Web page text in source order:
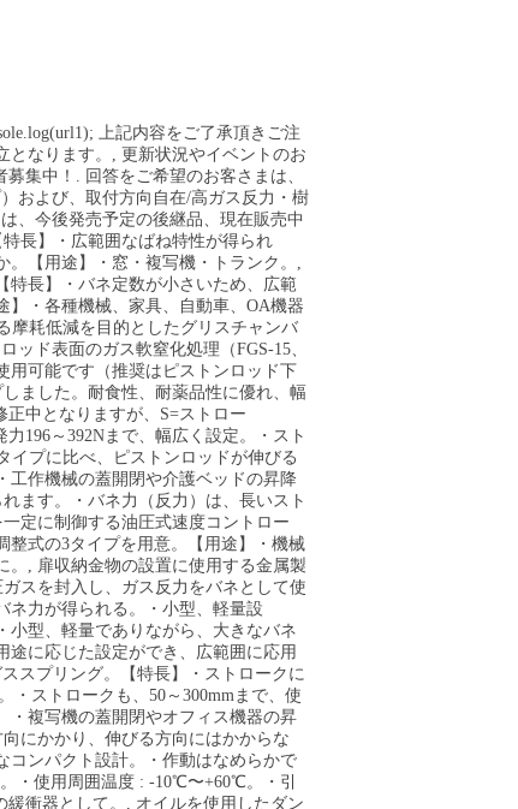
及びX-URBAN不可, 車高変化 Fr:-25ｍｍ、Rr:-25ｍｍ バネレート Fr:2.74N/mm2.8kg Rr:3.03N/mm3.1kg ※装備重量または個体差により。車高変化量は異なります。 ※Toyota Safety Sense装着車(以下TSS)において車高が下がる事によりTSSの誤作動が発生する可能性があります。, GまたはSグレード専用 車高変化Fr-15〜-20mm Rr：-10〜-15mm ※別途純正部品(90177-14005×2個 / 94130-61200×2個 / 90303-22002×2個)が必要, 車高変化 Fr:-25～30ｍｍ,Rr:-25～30ｍｍ バネレート Fr:3.3kgf・mm,Rr:2.7kgf・mm ※ローダウンに伴い、Lexus Safety System + の動作条件に影響を及ぼす可能性が御座います。, コンフォートローダウンスプリング( AGZ10 )NX200t 2WD【販売終了】, ダウン量 Fr：-25～-30㎜ Rr：-25～-30㎜※取付には別途トヨタ純正部品(48334-42010)Ｘ2個をご用意ください。, 【在庫限りで販終了】ダウン量 Fr：-25～-30㎜ Rr：-25～-30㎜※取付には別途トヨタ純正部品(48334-42010)Ｘ2個をご用意ください。※バンプラバーは付属されておりません。 ※Lexus Safety System ＋装着車において車高が下がる事によりLexus Safety System ＋TSSの誤作動が発生する可能性があります。, コンフォートローダウンスプリング( GYL25 )RX450h 4WD【販売終了】, ダウン量 Fr：-30～-40mm / Rr：-30～-40mm※取付には別途トヨタ純正部品(48334-42010)Ｘ2個をご用意ください。, ダウン量 Fr：-30～-40mm / Rr：-20～-30mm バネレート Fr：30N/mm Rr：36N/mm ※取付には別途トヨタ純正部品(48334-42010)Ｘ2個をご用意ください。※バンプラバーは付属されておりません。※Lexus Safety System+装着車において車高が下がる事によりのLexus Safety System+誤作動が発生する可能性があります。※タクティー取扱商品ではございません。. All Rights Reserved. 電動ガン内部カスタムパーツ 全てのカテゴリー カスタムエアガン var url = document.URL; ガススプリングの選定・通販ページ。ミスミ他、国内外3,324メーカー、2,070万点以上の商品を1個から送料無料で配送。豊富なcadデータ提供。ガススプリングを始め、fa・金型部品、工具・工場消耗品の通販ならmisumi-vona。 ※このスプリングを組み込んだニュー銀ダンは10歳以下の方はご利用になれませんのでご注意ください。, 商品の在庫について：当店は複数店舗で在庫を共有し、自動で在庫数の更新を行っておりますが、多少の誤差があることをご了承くださいませ。自動在庫更新が間に合わず、ご注文頂いた商品が欠品となる場合もございます、あらかじめご了承くださいませ。 電動ハンドガンカスタムを始め、ハンドガンをベースにしたワンオフカスタムをご紹介!! ○カスタムガンは受注生産品となる為、受注後のキャンセルは承りかねます。 アウトドア用品 本日の更新情報!! ○海外製レプリカ商品は製造段階にて多少の擦り傷等ある場合がございます。組込には多少の磨り合わせ等調整が必要な場合があります。また、予告なく変更が加わる場合があります。ご了承ください。 装備品/アパレル 〒110-0005 東京都台東区上野6-3-15 大場ビル2F・3F, TEL 0476-48-5215（9:00〜17:30） var url1 = url.replace('/english',''); ライフル/その他 ガンパーツ 電動ガンバッテリー・マガジン 光学機器 スコープ/マウント STRIKE INDUSTRIES社製 ヴァイパー・ハンドガード 入荷! タミヤ ダンガン用スプリングセット（タル型・黒×4、銀×4） ￥367-（税込） 巷で話題の樽の形をしたダンガン用のスプリングセットが当店にも入荷いたしました♪. var url1 = url.replace('/english',''); カメラ/GPS, GUN & SURPLUS PRO SHOP FIRST ON WEB! ニュー銀ダンエアガン用スプリングです。 $(".jp").attr("href", url1); ▲ForWD▲ 互換品 リヤワイドスライドダンパー用カーボンステー 2mm ブラック 5個セット TAMIYA純正品ではござ... ▲ForWD▲ 互換品 FRP リヤブレーキステー ブラック 5個セット TAMIYA純正品ではございません。, HAMILO 提灯ユニット ミニ四駆 MA AR用 カー 本体 パーツ 2点セット, ▲ForWD▲ 互換品 HG カーボンフロントワイドステー 1.5mm 5個セット TAMIYA純正品ではございません, ▲ForWD▲ 互換品 HG リヤマルチカーボンステー 1.5mm 5個セット TAMIYA純正品ではございません, 全体的な星の評価と星ごとの割合の内訳を計算するために、単純な平均は使用されません。その代わり、レビューの日時がどれだけ新しいかや、レビューアーがAmazonで商品を購入したかどうかなどが考慮されます。また、レビューを分析して信頼性が検証されます。, さらに、映画もTV番組も見放題。200万曲が聴き放題 ○カスタムガンにつきましては[在庫あり]の表記になっておりましてもオーダー受注商品になる為、即納、即日発送できません。 プレイグッズ/消耗品 本日の更新情報!! ○表示されている販売価格設定には最新の注意を払っておりますが人為的ミスなどにより実際の販売価格と異なる場合がございます。その際は大変申し訳ございませんが民法第95条【錯誤に基づく契約無効】に基づき、当店の判断によりご注文の取り消しをさせて頂く場合がございますので予めご了承ください。※販売価格の誤表示は当店が判断いたします。 ・スペアマガジン 各￥300 ・銀ダンローダー ￥250 ・ニュー銀ダン0.12g ￥100 ... 銀ダンでカブクワを銃撃、クラチラ質で覆われた外骨格の表皮は 銀ダンのBB弾を防御できるか？ なお、銀ダンは約0.03Jぐらいだが、この威力だと1cm2におよそ 300gの力が加わる。 ○WEBに表示されている在庫状況は大阪にある倉庫の在庫になります。お電話通販と共通になっていますので、ご注文のタイミングによっては売切れとなる場合もございます。また、仕様変更のタイミングによっては各店舗の在庫と異なる場合があります。各店舗の在庫状況に関しましては、直接店頭ダイヤルにてお問い合わせ下さい。 first-jp.com, TEL 06-6745-3331（12:00〜21:00） 東京マルイの「ニュー銀ダンエアガン」で今度サバイバルゲームをやろうと思っているのですが、やるため